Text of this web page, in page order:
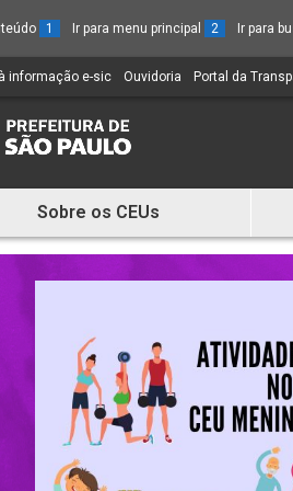
1 Ir para menu principal 2 Ir para
informação e-sic (Link
um
novo
Ouvidoria (Link
Portal da
Sobre os CEUs